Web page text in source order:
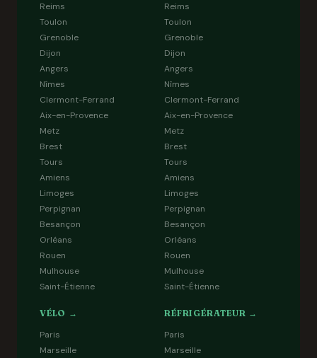
Reims
Toulon
Grenoble
Dijon
Angers
Nîmes
Clermont-Ferrand
Aix-en-Provence
Metz
Brest
Tours
Amiens
Limoges
Perpignan
Besançon
Orléans
Rouen
Mulhouse
Saint-Étienne
Reims
Toulon
Grenoble
Dijon
Angers
Nîmes
Clermont-Ferrand
Aix-en-Provence
Metz
Brest
Tours
Amiens
Limoges
Perpignan
Besançon
Orléans
Rouen
Mulhouse
Saint-Étienne
VÉLO →
Paris
Marseille
RÉFRIGÉRATEUR →
Paris
Marseille